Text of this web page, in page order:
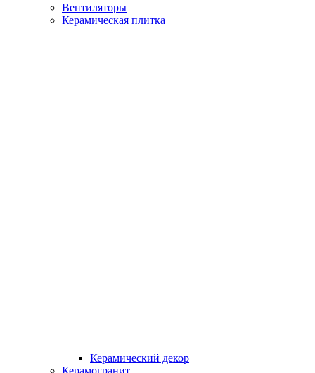
Вентиляторы
Керамическая плитка
Керамический декор
Керамогранит